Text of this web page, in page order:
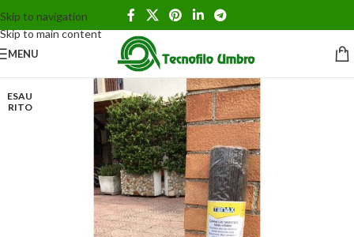
Skip to navigation
Skip to main content
MENU
ESAU
RITO